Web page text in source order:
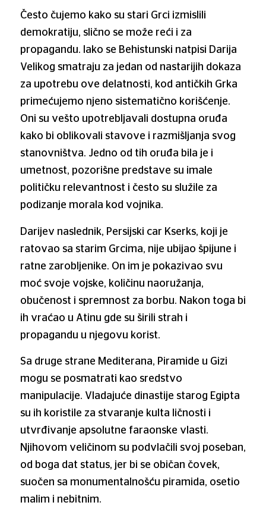
Često čujemo kako su stari Grci izmislili
demokratiju, slično se može reći i za
propagandu. Iako se Behistunski natpisi Darija
Velikog smatraju za jedan od nastarijih dokaza
za upotrebu ove delatnosti, kod antičkih Grka
primećujemo njeno sistematično korišćenje.
Oni su vešto upotrebljavali dostupna oruđa
kako bi oblikovali stavove i razmišljanja svog
stanovništva. Jedno od tih oruđa bila je i
umetnost, pozorišne predstave su imale
političku relevantnost i često su služile za
podizanje morala kod vojnika.
Darijev naslednik, Persijski car Kserks, koji je
ratovao sa starim Grcima, nije ubijao špijune i
ratne zarobljenike. On im je pokazivao svu
moć svoje vojske, količinu naoružanja,
obučenost i spremnost za borbu. Nakon toga bi
ih vraćao u Atinu gde su širili strah i
propagandu u njegovu korist.
Sa druge strane Mediterana, Piramide u Gizi
mogu se posmatrati kao sredstvo
manipulacije. Vladajuće dinastije starog Egipta
su ih koristile za stvaranje kulta ličnosti i
utvrđivanje apsolutne faraonske vlasti.
Njihovom veličinom su podvlačili svoj poseban,
od boga dat status, jer bi se običan čovek,
suočen sa monumentalnošću piramida, osetio
malim i nebitnim.